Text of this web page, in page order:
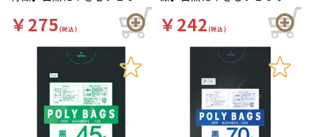
０％リサイクルのポリ袋。ス
トレッチフィルムのリサイク
ルゴミ袋ですので、ワンラン
ク上の強度があります。エコ
マーク認定商品【色】透明
￥275(税込)
リサイクルのポリ袋。ストレ
ッチフィルムのリサイクルゴ
ミ袋ですので、ワンランク上
の強度があります。エコマー
ク認定商品【色】透明【柄】
￥242(税込)